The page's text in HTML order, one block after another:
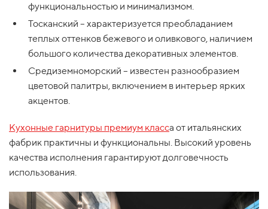
функциональностью и минимализмом.
Тосканский – характеризуется преобладанием
теплых оттенков бежевого и оливкового, наличием
большого количества декоративных элементов.
Средиземноморский – известен разнообразием
цветовой палитры, включением в интерьер ярких
акцентов.
Кухонные гарнитуры премиум класса от итальянских
фабрик практичны и функциональны. Высокий уровень
качества исполнения гарантируют долговечность
использования.